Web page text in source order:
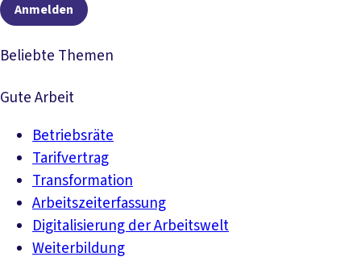
Anmelden
Beliebte Themen
Gute Arbeit
Betriebsräte
Tarifvertrag
Transformation
Arbeitszeiterfassung
Digitalisierung der Arbeitswelt
Weiterbildung